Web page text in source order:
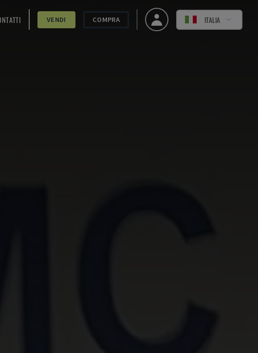
VENDI COMPRA ITALIA